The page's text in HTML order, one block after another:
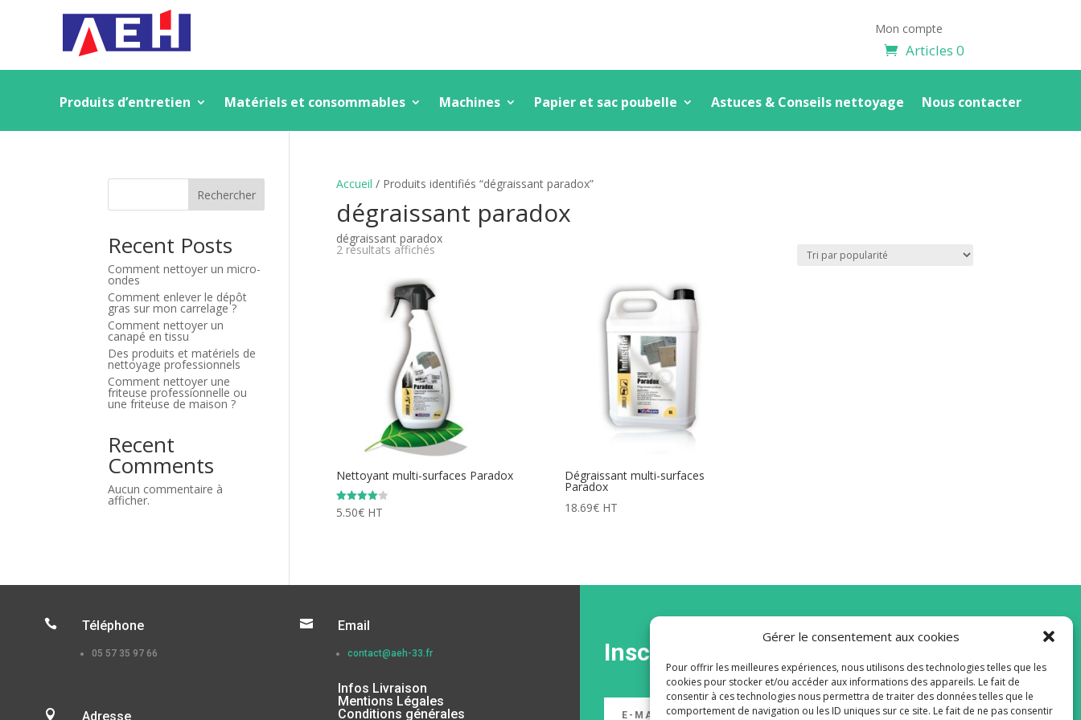
Gérer le consentement aux cookies
Pour offrir les meilleures expériences, nous utilisons des technologies telles que les
cookies pour stocker et/ou accéder aux informations des appareils. Le fait de
consentir à ces technologies nous permettra de traiter des données telles que le
comportement de navigation ou les ID uniques sur ce site. Le fait de ne pas consentir
Mon compte
Articles 0
Produits d’entretien Matériels et consommables Machines Papier et sac poubelle Astuces & Conseils nettoyage Nous contacter
Accueil / Produits identifiés “dégraissant paradox”
dégraissant paradox
dégraissant paradox
2 résultats affichésTrié
Nettoyant multi-surfaces Paradox
Note
4.00
5.50€ HT
Dégraissant multi-surfaces
Paradox
18.69€ HT
Rechercher
Recent Posts
Comment nettoyer un micro-
ondes
Comment enlever le dépôt
gras sur mon carrelage ?
Comment nettoyer un
canapé en tissu
Des produits et matériels de
nettoyage professionnels
Comment nettoyer une
friteuse professionnelle ou
une friteuse de maison ?
Recent
Comments
Aucun commentaire à
afficher.
 Téléphone
05 57 35 97 66
 Adresse
 Email
contact@aeh-33.fr
Infos Livraison
Mentions Légales
Conditions générales
Inscrivez-vous à la Newsletter